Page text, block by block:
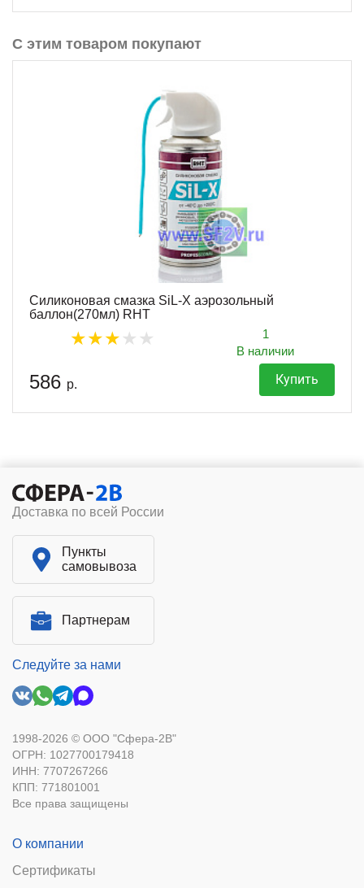
С этим товаром покупают
Силиконовая смазка SiL-X аэрозольный
баллон(270мл) RHT
1
В наличии
586 р. Купить
Доставка по всей России
Пункты
самовывоза
Партнерам
Следуйте за нами
1998-2026 © ООО "Сфера-2В"
ОГРН: 1027700179418
ИНН: 7707267266
КПП: 771801001
Все права защищены
О компании
Сертификаты